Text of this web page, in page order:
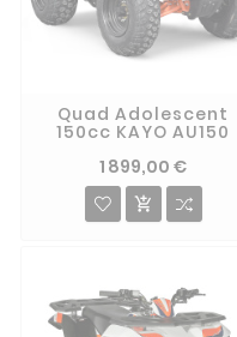
Quad Adolescent
150cc KAYO AU150
1 899,00 €
